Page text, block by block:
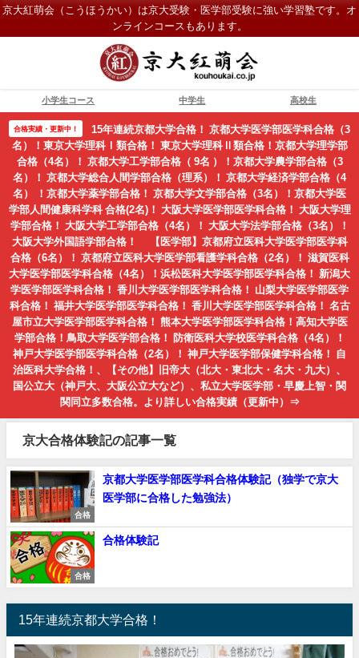
京大紅萌会（こうほうかい）は京大受験・医学部受験に強い学習塾です。オ
ンラインコースもあります。
小学生コース 中学生 高校生
合格実績・更新中！
15年連続京都大学合格！ 京都大学医学部医学科合格（3
名）！東京大学理科Ⅰ類合格！ 東京大学理科Ⅱ類合格！京都大学理学部
合格（4名）！ 京都大学工学部合格（ 9名 ）！京都大学農学部合格（3
名）！ 京都大学総合人間学部合格（理系）！ 京都大学経済学部合格（4
名） ！京都大学薬学部合格！ 京都大学文学部合格（3名）！京都大学医
学部人間健康科学科 合格(2名)！ 大阪大学医学部医学科合格！ 大阪大学理
学部合格！ 大阪大学工学部合格（4名）！ 大阪大学法学部合格（3名）！
大阪大学外国語学部合格！ 【医学部】京都府立医科大学医学部医学科
合格（6名）！ 京都府立医科大学医学部看護学科合格（2名）！ 滋賀医科
大学医学部医学科合格（4名）！浜松医科大学医学部医学科合格！ 新潟大
学医学部医学科合格！ 香川大学医学部医学科合格！ 山梨大学医学部医学
科合格！ 福井大学医学部医学科合格！ 香川大学医学部医学科合格！ 名古
屋市立大学医学部医学科合格！ 熊本大学医学部医学科合格！高知大学医
学部合格！鳥取大学医学部合格！ 防衛医科大学校医学科合格（4名）！
神戸大学医学部医学科合格（2名）！ 神戸大学医学部保健学科合格！ 自
治医科大学合格！、【その他】旧帝大（北大・東北大・名大・九大）、
国公立大（神戸大、大阪公立大など）、私立大学医学部・早慶上智・関
関同立多数合格。より詳しい合格実績（更新中）⇒
京大合格体験記の記事一覧
合格
京都大学医学部医学科合格体験記（独学で京大
医学部に合格した勉強法）
合格
合格体験記
15年連続京都大学合格！